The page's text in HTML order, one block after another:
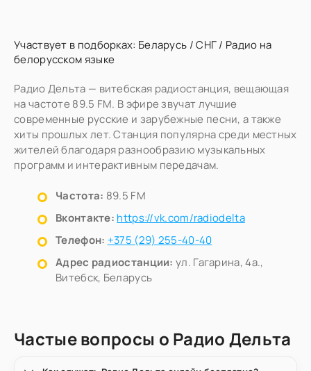
Участвует в подборках: Беларусь /СНГ/ Радио на
белорусском языке
Радио Дельта — витебская радиостанция, вещающая
на частоте 89.5 FM. В эфире звучат лучшие
современные русские и зарубежные песни, а также
хиты прошлых лет. Станция популярна среди местных
жителей благодаря разнообразию музыкальных
программ и интерактивным передачам.
Частота: 89.5 FM
Вконтакте: https://vk.com/radiodelta
Телефон: +375 (29) 255-40-40
Адрес радиостанции: ул. Гагарина, 4а.,
Витебск, Беларусь
Частые вопросы о Радио Дельта